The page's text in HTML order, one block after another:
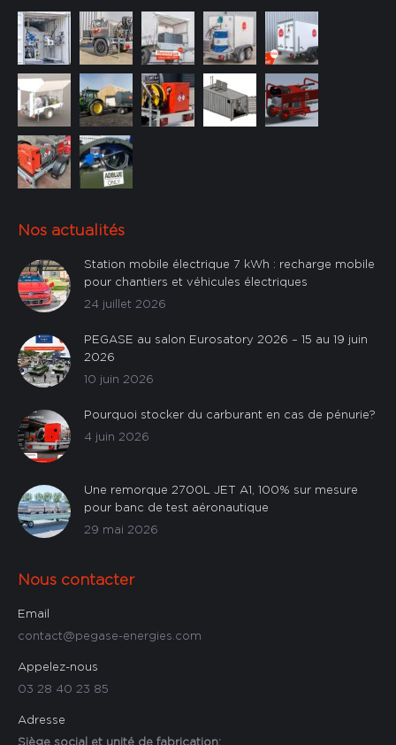
Nos actualités
Station mobile électrique 7 kWh : recharge mobile
pour chantiers et véhicules électriques
24 juillet 2026
PEGASE au salon Eurosatory 2026 – 15 au 19 juin
2026
10 juin 2026
Pourquoi stocker du carburant en cas de pénurie?
4 juin 2026
Une remorque 2700L JET A1, 100% sur mesure
pour banc de test aéronautique
29 mai 2026
Nous contacter
Email
contact@pegase-energies.com
Appelez-nous
03 28 40 23 85
Adresse
Siège social et unité de fabrication: